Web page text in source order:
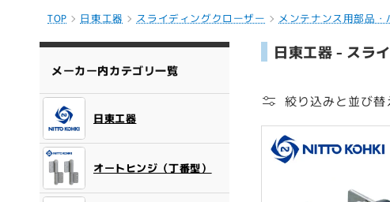
TOP 日東工器 スライディングクローザー メンテナンス用部品・
メーカー内カテゴリ一覧
日東工器
オートヒンジ（丁番型）
コ
シ
ョ
ン
:
日東工器 - スラ
絞り込みと並び替